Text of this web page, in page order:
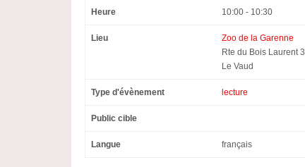
Heure 10:00 - 10:30
Lieu
Zoo de la Garenne
Rte du Bois Laurent 3
Le Vaud
Type d'évènement lecture
Public cible
Langue français